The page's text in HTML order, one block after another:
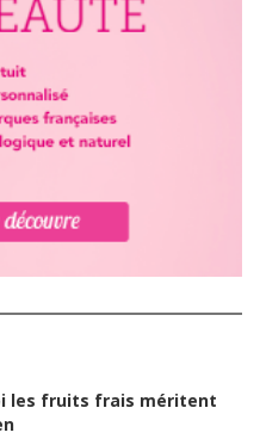
les fruits frais méritent